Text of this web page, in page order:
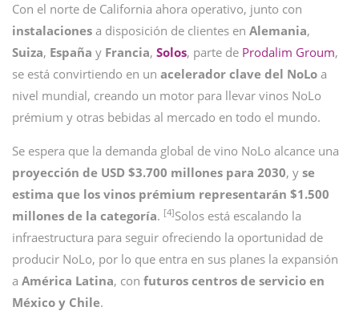
Con el norte de California ahora operativo, junto con
instalaciones a disposición de clientes en Alemania,
Suiza, España y Francia, Solos, parte de Prodalim Groum,
se está convirtiendo en un acelerador clave del NoLo a
nivel mundial, creando un motor para llevar vinos NoLo
prémium y otras bebidas al mercado en todo el mundo.
Se espera que la demanda global de vino NoLo alcance una
proyección de USD $3.700 millones para 2030, y se
estima que los vinos prémium representarán $1.500
millones de la categoría. [4]Solos está escalando la
infraestructura para seguir ofreciendo la oportunidad de
producir NoLo, por lo que entra en sus planes la expansión
a América Latina, con futuros centros de servicio en
México y Chile.